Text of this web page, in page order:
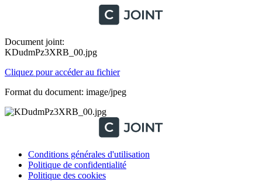
Document joint:
KDudmPz3XRB_00.jpg
Cliquez pour accéder au fichier
Format du document: image/jpeg
Conditions générales d'utilisation
Politique de confidentialité
Politique des cookies